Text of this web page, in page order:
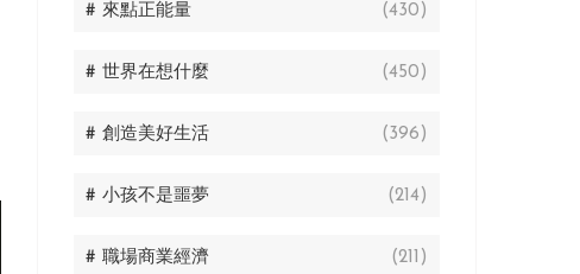
# 來點正能量 (430)
# 世界在想什麼 (450)
# 創造美好生活 (396)
# 小孩不是噩夢 (214)
# 職場商業經濟 (211)